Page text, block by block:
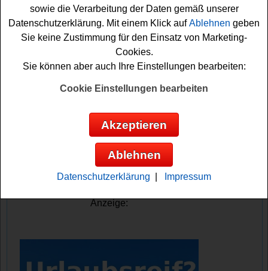
Falls Sie an dem VisitSweden Gewinnspiel kostenlos
mitmachen möchten, müssen Sie eine kurze Bewerbung
machen und begründen, warum ausgerechnet Sie eine
Insel gewinnen möchten. Bitte beachten Sie dabei die
genauen Bedingungen bei diesem Gewinnspiel.
Milliardäre dürfen übrigens nicht mitmachen. Vielleicht
schwedische Insel gewinnen? Viel Glück bei diesem
grandiosen Insel Gewinnspiel von VisitSweden!
VisitSweden verlost 5x eine Insel für ein
Jahr, inklusive Schweden Reise
Anzeige:
sowie die Verarbeitung der Daten gemäß unserer
Datenschutzerklärung. Mit einem Klick aufAblehnen geben
Sie keine Zustimmung für den Einsatz von Marketing-
Cookies.
Sie können aber auch Ihre Einstellungen bearbeiten:
Cookie Einstellungen bearbeiten
Akzeptieren
Ablehnen
Datenschutzerklärung Impressum